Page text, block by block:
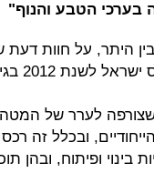
הטבע והנוף"
היתר, על חוות דעת
מיוחדת להגנה על הסביבה.
לערר של המטה,
ובכלל זה